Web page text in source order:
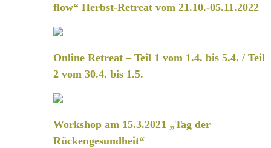
flow“ Herbst-Retreat vom 21.10.-05.11.2022
Online Retreat – Teil 1 vom 1.4. bis 5.4. / Teil
2 vom 30.4. bis 1.5.
Workshop am 15.3.2021 „Tag der
Rückengesundheit“